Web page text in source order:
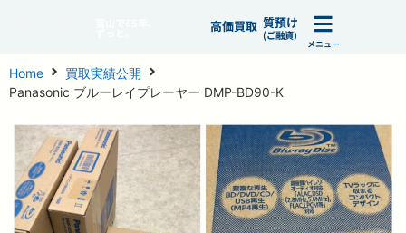
高価買取 質預け
(ご融資)
メニュー
Home
買取実績公開
Panasonic ブルーレイプレーヤー DMP-BD90-K